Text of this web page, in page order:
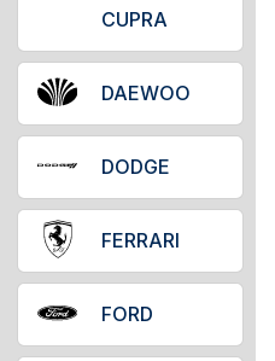
CUPRA
DAEWOO
DODGE
FERRARI
FORD